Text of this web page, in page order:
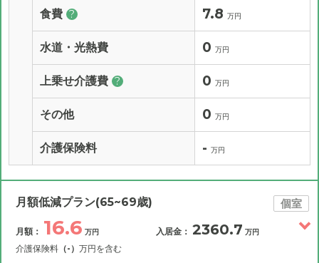
食費 ? 7.8 万円
水道・光熱費 0 万円
上乗せ介護費 ? 0 万円
その他 0 万円
介護保険料 - 万円
月額低減プラン(65~69歳) 個室
月額： 16.6 万円
介護保険料 （-） 万円を含む
入居金： 2360.7 万円